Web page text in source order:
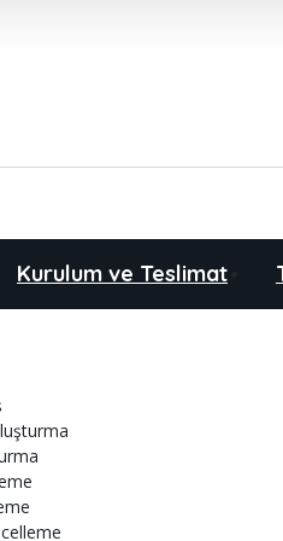
Kurulum ve Teslimat